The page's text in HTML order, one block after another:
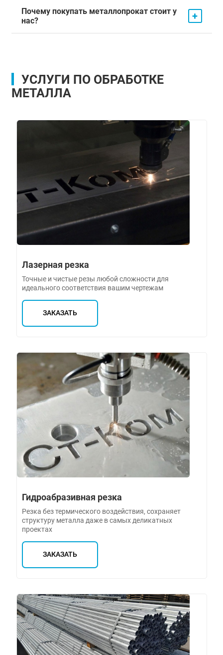
Почему покупать металлопрокат стоит у
нас?
+
УСЛУГИ ПО ОБРАБОТКЕ
МЕТАЛЛА
Лазерная резка
Точные и чистые резы любой сложности для
идеального соответствия вашим чертежам
ЗАКАЗАТЬ
Гидроабразивная резка
Резка без термического воздействия, сохраняет
структуру металла даже в самых деликатных
проектах
ЗАКАЗАТЬ